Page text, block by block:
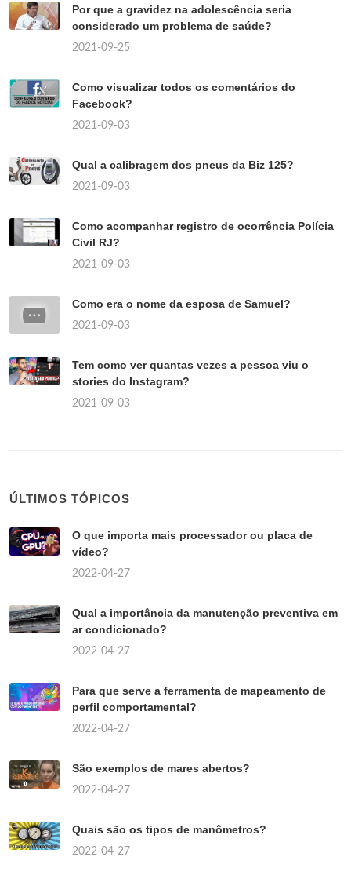
Por que a gravidez na adolescência seria
considerado um problema de saúde?
2021-09-25
Como visualizar todos os comentários do
Facebook?
2021-09-03
Qual a calibragem dos pneus da Biz 125?
2021-09-03
Como acompanhar registro de ocorrência Polícia
Civil RJ?
2021-09-03
Como era o nome da esposa de Samuel?
2021-09-03
Tem como ver quantas vezes a pessoa viu o
stories do Instagram?
2021-09-03
ÚLTIMOS TÓPICOS
O que importa mais processador ou placa de
vídeo?
2022-04-27
Qual a importância da manutenção preventiva em
ar condicionado?
2022-04-27
Para que serve a ferramenta de mapeamento de
perfil comportamental?
2022-04-27
São exemplos de mares abertos?
2022-04-27
Quais são os tipos de manômetros?
2022-04-27